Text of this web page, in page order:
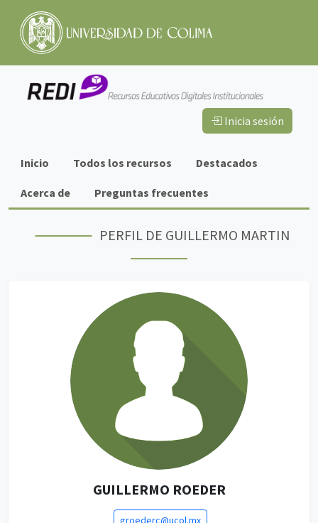
Inicia sesión
Información
Inicio Todos los recursos Destacados
Acerca de Preguntas frecuentes
PERFIL DE GUILLERMO MARTIN
GUILLERMO ROEDER
groederc@ucol.mx